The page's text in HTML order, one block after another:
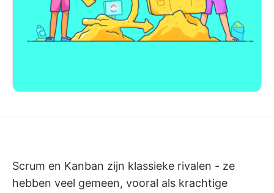
Scrum en Kanban zijn klassieke rivalen - ze
hebben veel gemeen, vooral als krachtige